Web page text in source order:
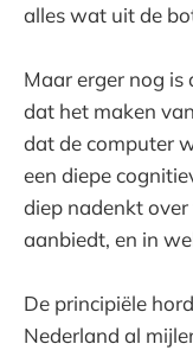
alles wat uit de
Maar erger nog is
dat het maken
dat de computer
een diepe
diep nadenkt
aanbiedt, en in
De principiële
Nederland al